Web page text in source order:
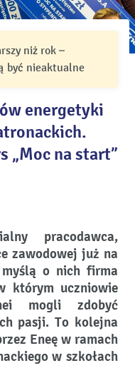
niż rok –
być nieaktualne
energetyki
„Moc na start”
pracodawca,
zawodowej już na
o nich firma
którym uczniowie
mogli zdobyć
pasji. To kolejna
Eneę w ramach
w szkołach